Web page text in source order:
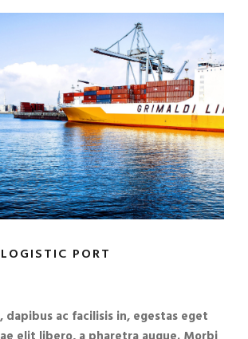
PORT
dapibus ac facilisis in, egestas eget